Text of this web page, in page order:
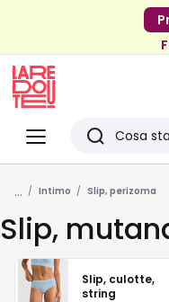
Menu
Redoute
Ricerca
Ultimi
articoli
visti
... Intimo Slip, perizoma
Slip,
Slip, culotte,
string